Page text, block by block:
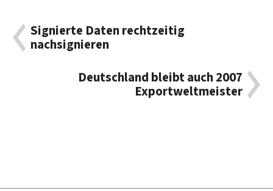
Signierte Daten rechtzeitig
nachsignieren
Deutschland bleibt auch 2007
Exportweltmeister